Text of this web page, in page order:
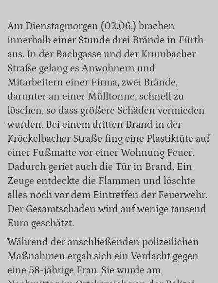
Am Dienstagmorgen (02.06.) brachen
innerhalb einer Stunde drei Brände in Fürth
aus. In der Bachgasse und der Krumbacher
Straße gelang es Anwohnern und
Mitarbeitern einer Firma, zwei Brände,
darunter an einer Mülltonne, schnell zu
löschen, so dass größere Schäden vermieden
wurden. Bei einem dritten Brand in der
Kröckelbacher Straße fing eine Plastiktüte auf
einer Fußmatte vor einer Wohnung Feuer.
Dadurch geriet auch die Tür in Brand. Ein
Zeuge entdeckte die Flammen und löschte
alles noch vor dem Eintreffen der Feuerwehr.
Der Gesamtschaden wird auf wenige tausend
Euro geschätzt.
Während der anschließenden polizeilichen
Maßnahmen ergab sich ein Verdacht gegen
eine 58-jährige Frau. Sie wurde am